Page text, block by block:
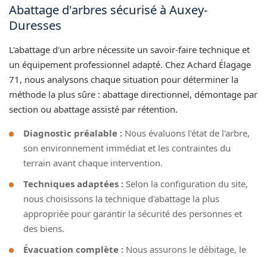
Abattage d'arbres sécurisé à Auxey-
Duresses
L'abattage d'un arbre nécessite un savoir-faire technique et
un équipement professionnel adapté. Chez Achard Élagage
71, nous analysons chaque situation pour déterminer la
méthode la plus sûre : abattage directionnel, démontage par
section ou abattage assisté par rétention.
Diagnostic préalable : Nous évaluons l'état de l'arbre,
son environnement immédiat et les contraintes du
terrain avant chaque intervention.
Techniques adaptées : Selon la configuration du site,
nous choisissons la technique d'abattage la plus
appropriée pour garantir la sécurité des personnes et
des biens.
Évacuation complète : Nous assurons le débitage, le